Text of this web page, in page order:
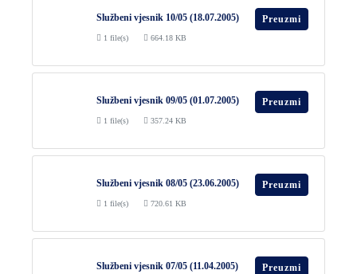
Službeni vjesnik 10/05 (18.07.2005)
1 file(s) 664.18 KB
Preuzmi
Službeni vjesnik 09/05 (01.07.2005)
1 file(s) 357.24 KB
Preuzmi
Službeni vjesnik 08/05 (23.06.2005)
1 file(s) 720.61 KB
Preuzmi
Službeni vjesnik 07/05 (11.04.2005) Preuzmi